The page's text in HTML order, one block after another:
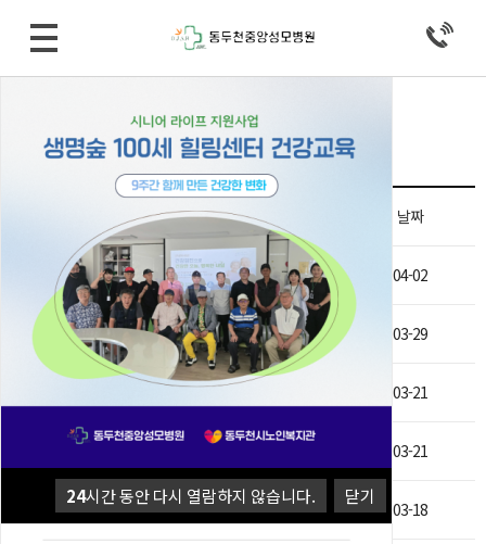
24시간 동안 다시 열람하지 않습니다. 닫기
Total 235건15 페이지
제목 날짜
비급여 진료비용 등의 게시 변경 (2019/04/02) 04-02
비급여 진료비용 등의 게시 변경 (2019/03/29) 03-29
비급여 진료비용 등의 게시 변경 (2019/03/21) 03-21
비급여 진료비용 등의 게시 변경 (2019/03/20) 03-21
비급여 진료비용 등의 게시 변경 (2019/03/18) 03-18